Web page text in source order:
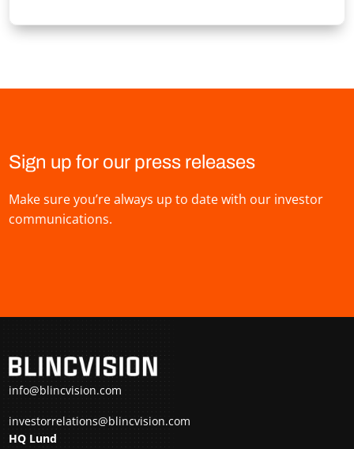
Sign up for our press releases
Make sure you’re always up to date with our investor
communications.
info@blincvision.com
investorrelations@blincvision.com
HQ Lund